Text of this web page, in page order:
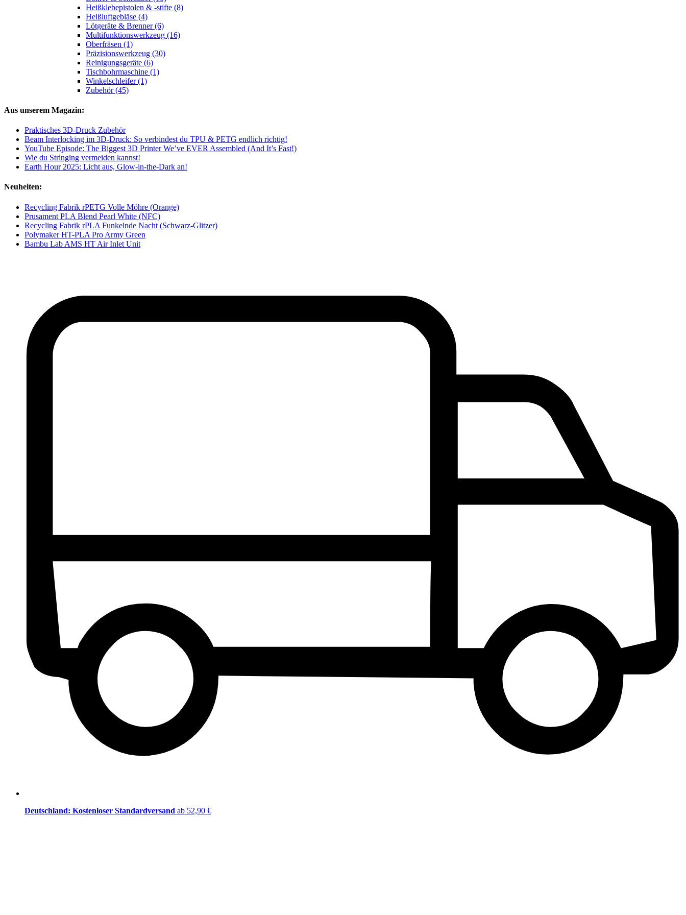
Heißklebepistolen & -stifte (8)
Heißluftgebläse (4)
Lötgeräte & Brenner (6)
Multifunktionswerkzeug (16)
Oberfräsen (1)
Präzisionswerkzeug (30)
Reinigungsgeräte (6)
Tischbohrmaschine (1)
Winkelschleifer (1)
Zubehör (45)
Aus unserem Magazin:
Praktisches 3D-Druck Zubehör
Beam Interlocking im 3D-Druck: So verbindest du TPU & PETG endlich richtig!
YouTube Episode: The Biggest 3D Printer We’ve EVER Assembled (And It’s Fast!)
Wie du Stringing vermeiden kannst!
Earth Hour 2025: Licht aus, Glow-in-the-Dark an!
Neuheiten:
Recycling Fabrik rPETG Volle Möhre (Orange)
Prusament PLA Blend Pearl White (NFC)
Recycling Fabrik rPLA Funkelnde Nacht (Schwarz-Glitzer)
Polymaker HT-PLA Pro Army Green
Bambu Lab AMS HT Air Inlet Unit
Deutschland: Kostenloser Standardversand ab 52,90 €